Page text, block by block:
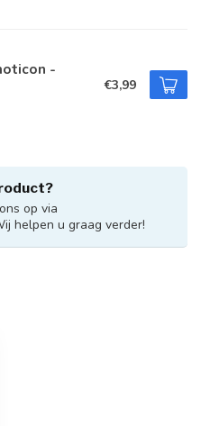
-
€3,99
op via
helpen u graag verder!